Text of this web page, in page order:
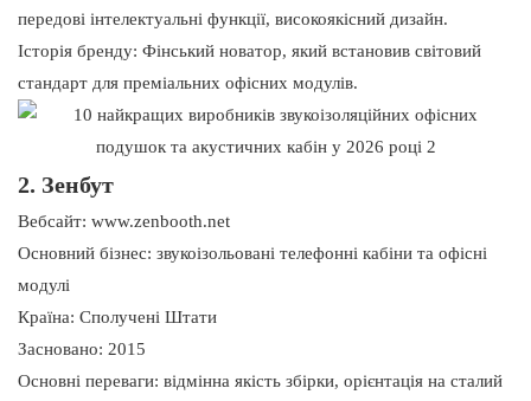
передові інтелектуальні функції, високоякісний дизайн.
Історія бренду: Фінський новатор, який встановив світовий
стандарт для преміальних офісних модулів.
2. Зенбут
Вебсайт: www.zenbooth.net
Основний бізнес: звукоізольовані телефонні кабіни та офісні
модулі
Країна: Сполучені Штати
Засновано: 2015
Основні переваги: ​​відмінна якість збірки, орієнтація на сталий